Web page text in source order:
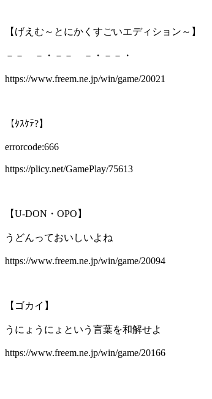
【げえむ～とにかくすごいエディション～】
－－ －・－－ －・－－・
https://www.freem.ne.jp/win/game/20021
【ﾀｽｹﾃ?】
errorcode:666
https://plicy.net/GamePlay/75613
【U-DON・OPO】
うどんっておいしいよね
https://www.freem.ne.jp/win/game/20094
【ゴカイ】
うにょうにょという言葉を和解せよ
https://www.freem.ne.jp/win/game/20166